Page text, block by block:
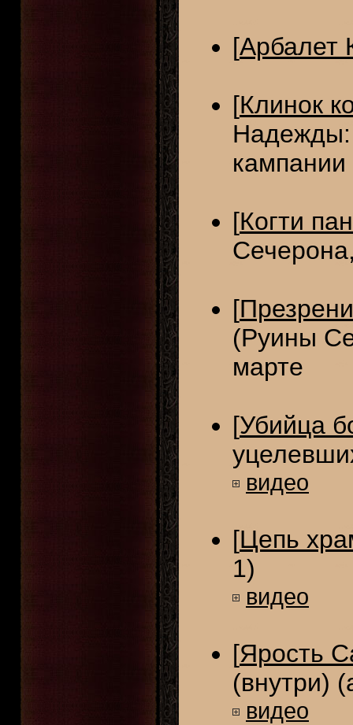
[Арбалет
[Клинок
Надежды:
кампании
[Когти
[
(Руины
марте
[Убийца
видео
[Цепь
1)
видео
[Ярость
(внутри)
видео